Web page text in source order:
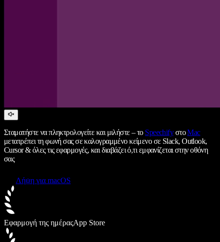
Σταματήστε να πληκτρολογείτε και μιλήστε – το SpeechifyστοMac
μετατρέπει τη φωνή σας σε καλογραμμένο κείμενο σε Slack, Outlook,
Cursor & όλες τις εφαρμογές, και διαβάζει ό,τι εμφανίζεται στην οθόνη
σας
Λήψη για macOS
Εφαρμογή της ημέραςApp Store